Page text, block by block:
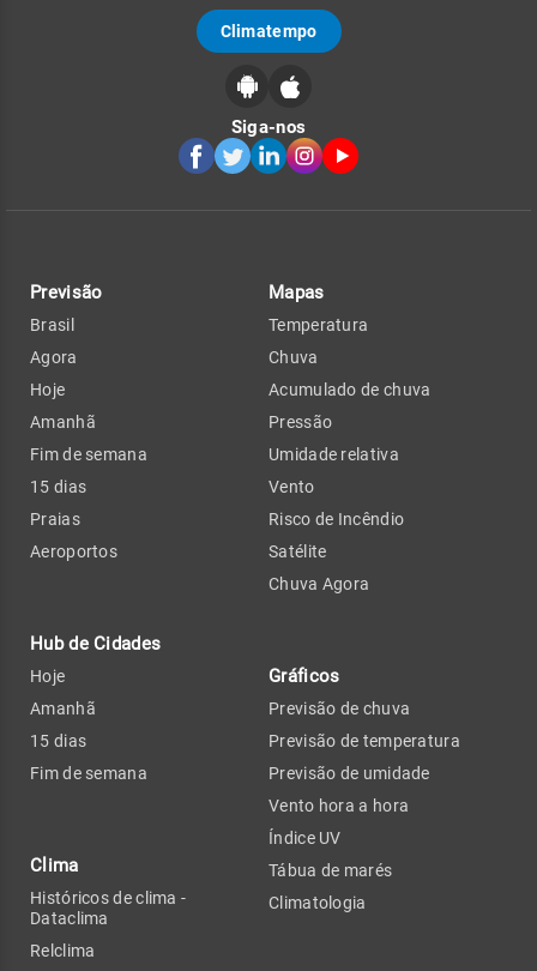
Climatempo
Siga-nos
Previsão
Brasil
Agora
Hoje
Amanhã
Fim de semana
15 dias
Praias
Aeroportos
Hub de Cidades
Hoje
Amanhã
15 dias
Fim de semana
Clima
Históricos de clima -
Dataclima
Relclima
Mapas
Temperatura
Chuva
Acumulado de chuva
Pressão
Umidade relativa
Vento
Risco de Incêndio
Satélite
Chuva Agora
Gráficos
Previsão de chuva
Previsão de temperatura
Previsão de umidade
Vento hora a hora
Índice UV
Tábua de marés
Climatologia